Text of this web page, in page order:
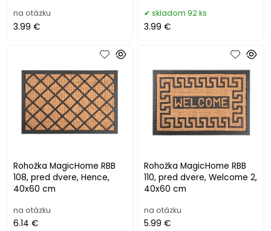
na otázku
3.99 €
skladom 92 ks
3.99 €
Rohožka MagicHome RBB
108, pred dvere, Hence,
40x60 cm
na otázku
6.14 €
Rohožka MagicHome RBB
110, pred dvere, Welcome 2,
40x60 cm
na otázku
5.99 €